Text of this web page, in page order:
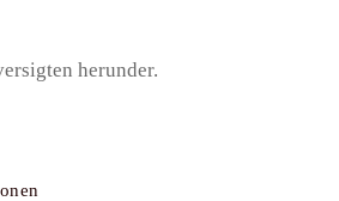
herunder.​